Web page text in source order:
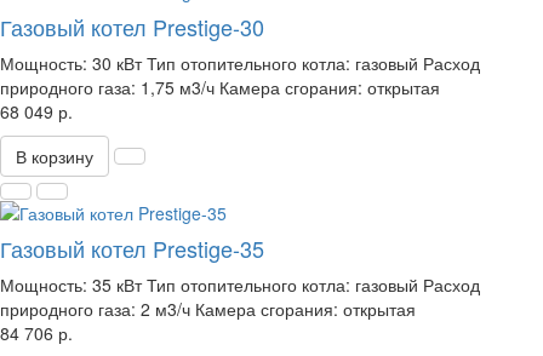
Газовый котел Prestige-30
Мощность: 30 кВт Тип отопительного котла: газовый Расход
природного газа: 1,75 м3/ч Камера сгорания: открытая
68 049 р.
В корзину
Газовый котел Prestige-35
Мощность: 35 кВт Тип отопительного котла: газовый Расход
природного газа: 2 м3/ч Камера сгорания: открытая
84 706 р.